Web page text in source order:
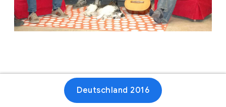
Deutschland 2016